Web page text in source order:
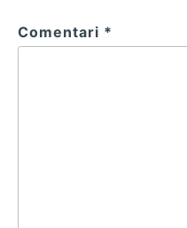
Comentari *